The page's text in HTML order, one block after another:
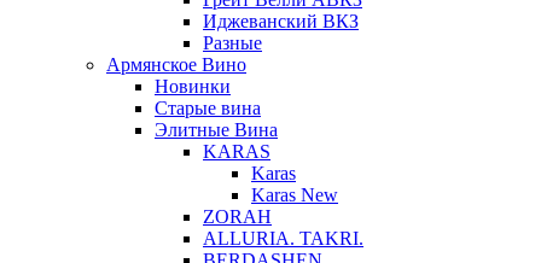
Иджеванский ВКЗ
Разные
Армянское Вино
Новинки
Старые вина
Элитные Вина
KARAS
Karas
Karas New
ZORAH
ALLURIA. TAKRI.